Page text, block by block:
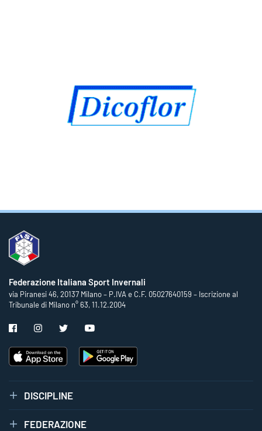
Federazione Italiana Sport Invernali
via Piranesi 46, 20137 Milano – P.IVA e C.F. 05027640159 – Iscrizione al
Tribunale di Milano n° 63, 11.12.2004
DISCIPLINE
FEDERAZIONE